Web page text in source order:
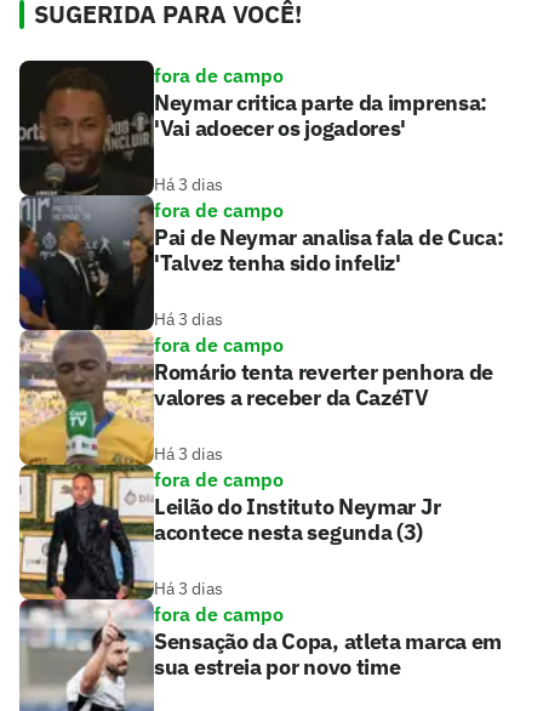
SUGERIDA PARA VOCÊ!
fora de campo
Neymar critica parte da imprensa:
'Vai adoecer os jogadores'
Há 3 dias
fora de campo
Pai de Neymar analisa fala de Cuca:
'Talvez tenha sido infeliz'
Há 3 dias
fora de campo
Romário tenta reverter penhora de
valores a receber da CazéTV
Há 3 dias
fora de campo
Leilão do Instituto Neymar Jr
acontece nesta segunda (3)
Há 3 dias
fora de campo
Sensação da Copa, atleta marca em
sua estreia por novo time